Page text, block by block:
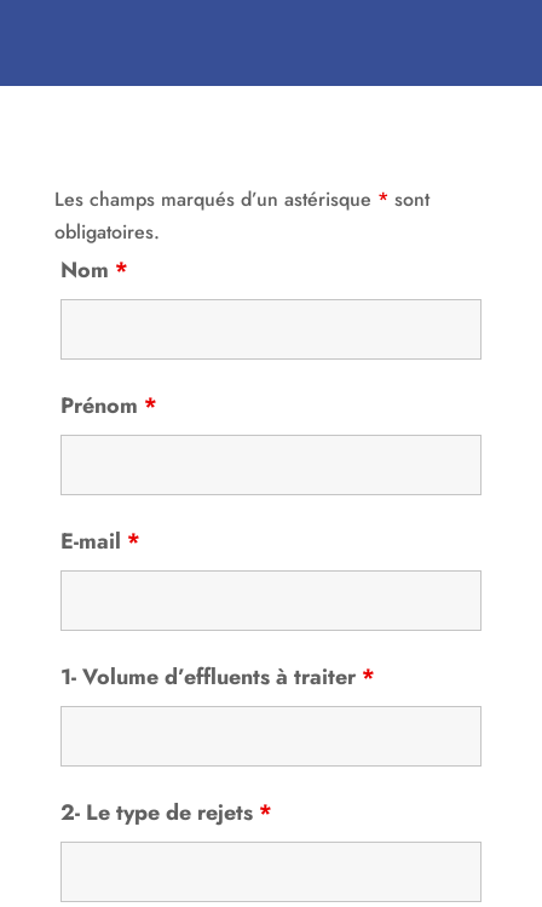
Les champs marqués d’un astérisque * sont
obligatoires.
Nom *
Prénom *
E-mail *
1- Volume d’effluents à traiter *
2- Le type de rejets *